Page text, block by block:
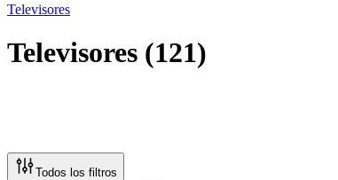
Televisores
Televisores (121)
Todos los filtros